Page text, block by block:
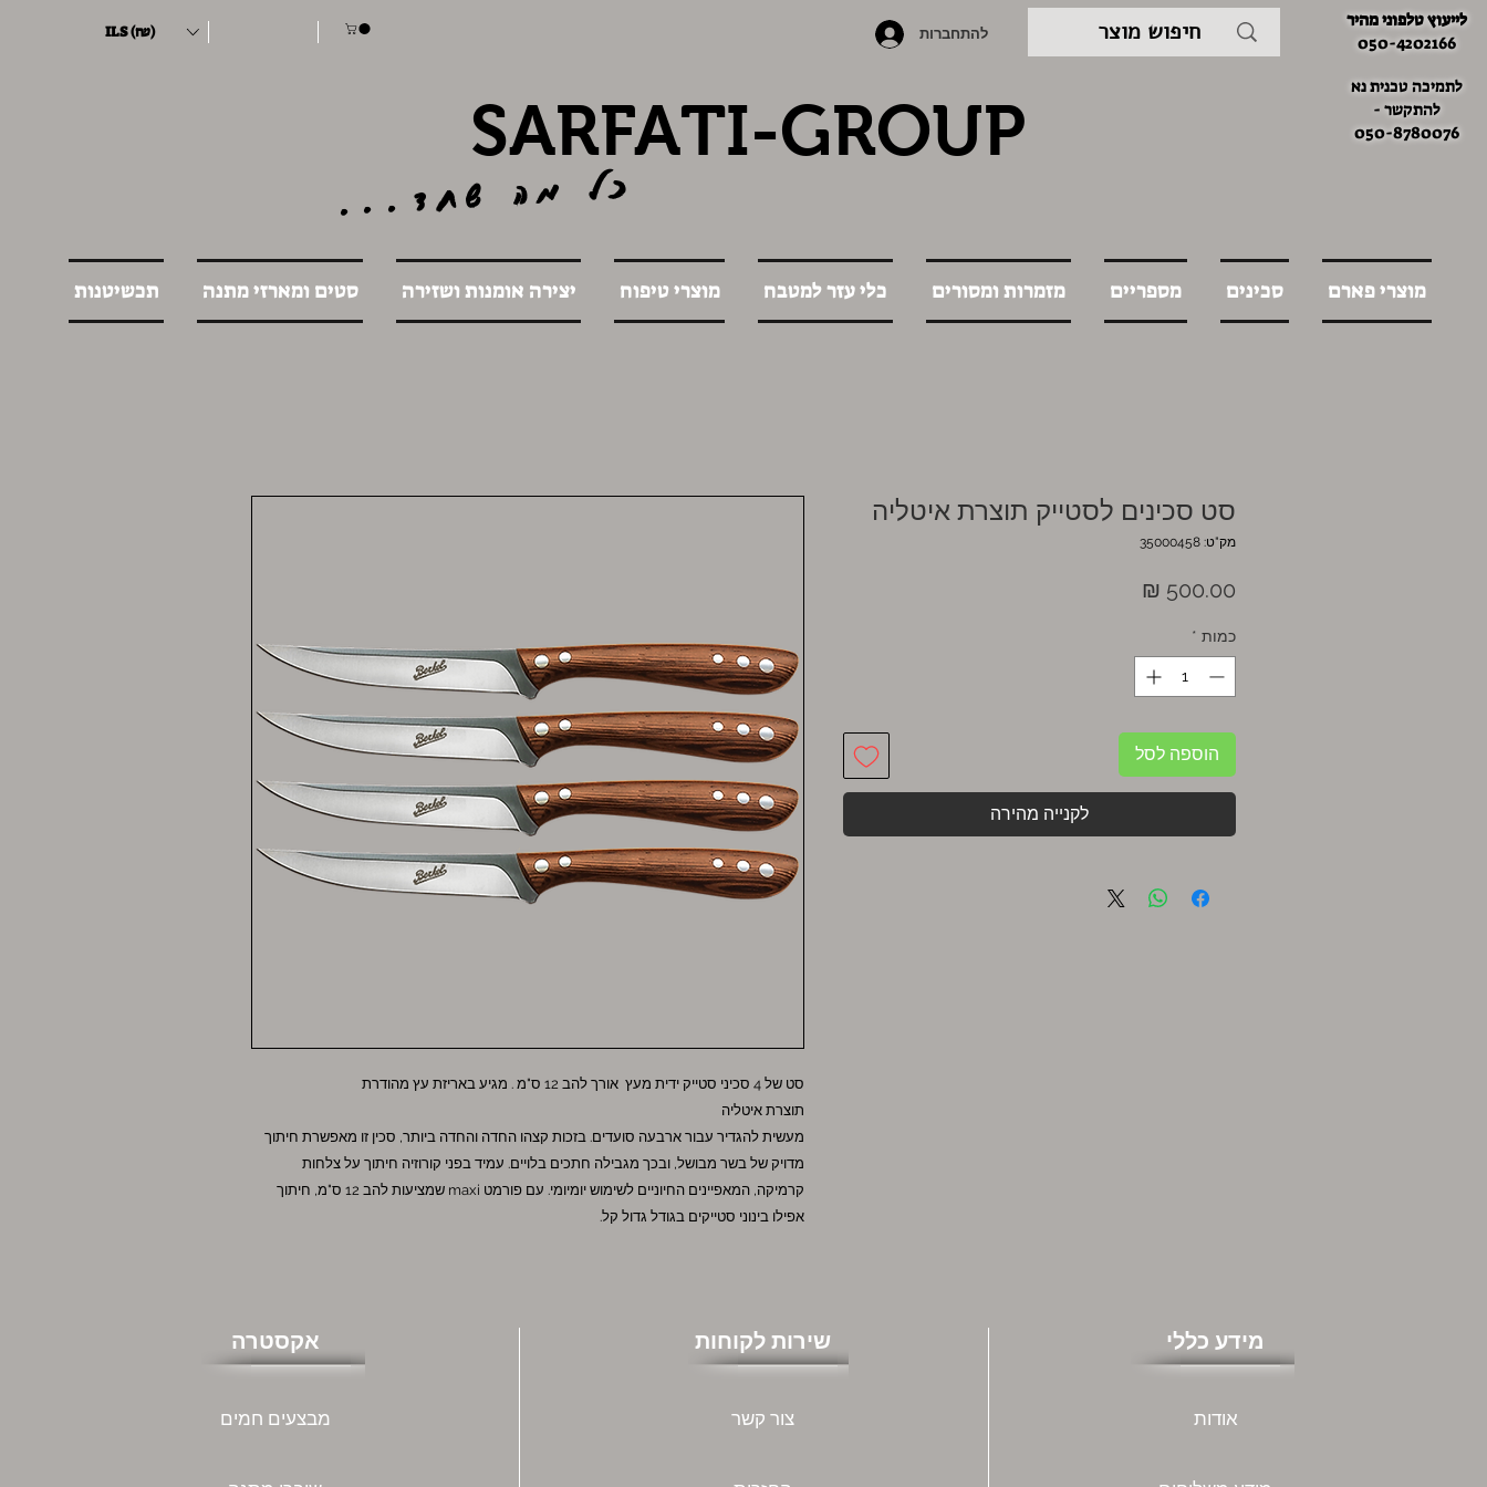
לייעוץ טלפוני מהיר
050-4202166
לתמיכה טכנית נא
להתקשר -
050-8780076
ILS (₪) להתחברות
SARFATI-GROUP
כל מה שחד...
מוצרי פארם סכינים מספריים מזמרות ומסורים כלי עזר למטבח מוצרי טיפוח יצירה אומנות ושזירה סטים ומארזי מתנה תכשיטנות
סט של 4 סכיני סטייק ידית מעץ אורך להב 12 ס"מ . מגיע באריזת עץ מהודרת
תוצרת איטליה
מעשית להגדיר עבור ארבעה סועדים. בזכות קצהו החדה והחדה ביותר, סכין זו מאפשרת חיתוך
מדויק של בשר מבושל, ובכך מגבילה חתכים בלויים. עמיד בפני קורוזיה חיתוך על צלחות
קרמיקה, המאפיינים החיוניים לשימוש יומיומי. עם פורמט maxi שמציעות להב 12 ס"מ, חיתוך
אפילו בינוני סטייקים בגודל גדול קל.
סט סכינים לסטייק תוצרת איטליה
מק"ט: 35000458
כמות *
הוספה לסל
לקנייה מהירה
אקסטרה
מבצעים חמים
שירות לקוחות
צור קשר
מידע כללי
אודות